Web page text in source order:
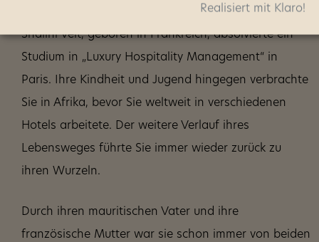
Shalini Veit, geboren in Frankreich, absolvierte ein
Studium in „Luxury Hospitality Management“ in
Paris. Ihre Kindheit und Jugend hingegen verbrachte
Sie in Afrika, bevor Sie weltweit in verschiedenen
Hotels arbeitete. Der weitere Verlauf ihres
Lebensweges führte Sie immer wieder zurück zu
ihren Wurzeln.
Durch ihren mauritischen Vater und ihre
französische Mutter war sie schon immer von beiden
Realisiert mit Klaro!